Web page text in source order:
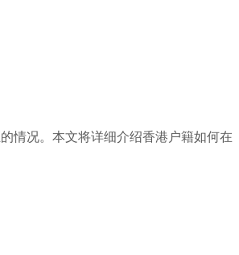
情况。本文将详细介绍香港户籍如何在